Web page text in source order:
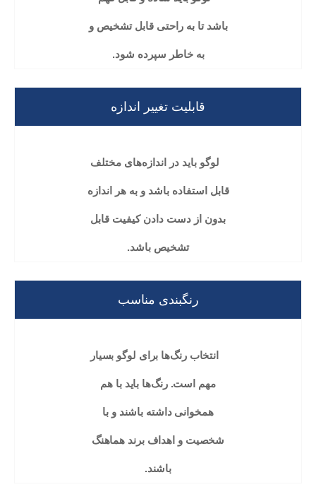
باشد تا به راحتی قابل تشخیص و
به خاطر سپرده شود.
قابلیت تغییر اندازه
لوگو باید در اندازه‌های مختلف
قابل استفاده باشد و به هر اندازه
بدون از دست دادن کیفیت قابل
تشخیص باشد.
رنگبندی مناسب
انتخاب رنگ‌ها برای لوگو بسیار
مهم است. رنگ‌ها باید با هم
همخوانی داشته باشند و با
شخصیت و اهداف برند هماهنگ
باشند.